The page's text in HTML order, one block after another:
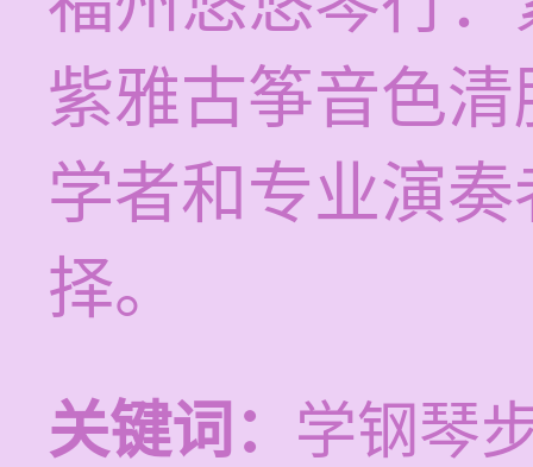
紫雅古筝音色
学者和专业演
择。
关键词： 学钢琴